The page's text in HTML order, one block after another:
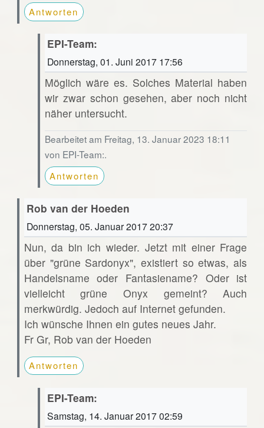
Antworten
EPI-Team:
Donnerstag, 01. Juni 2017 17:56
Möglich wäre es. Solches Material haben
wir zwar schon gesehen, aber noch nicht
näher untersucht.
Bearbeitet am Freitag, 13. Januar 2023 18:11
von EPI-Team:.
Antworten
Rob van der Hoeden
Donnerstag, 05. Januar 2017 20:37
Nun, da bin ich wieder. Jetzt mit einer Frage
über "grüne Sardonyx", existiert so etwas, als
Handelsname oder Fantasiename? Oder ist
vielleicht grüne Onyx gemeint? Auch
merkwürdig. Jedoch auf Internet gefunden.
Ich wünsche Ihnen ein gutes neues Jahr.
Fr Gr, Rob van der Hoeden
Antworten
EPI-Team:
Samstag, 14. Januar 2017 02:59